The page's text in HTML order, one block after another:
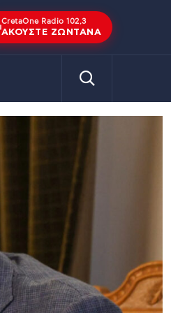
CretaOne Radio 102,3
ΑΚΟΎΣΤΕ ΖΩΝΤΑΝΆ